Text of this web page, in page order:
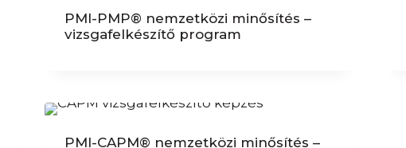
PMI-PMP® nemzetközi minősítés –
vizsgafelkészítő program
PMI-CAPM® nemzetközi minősítés –